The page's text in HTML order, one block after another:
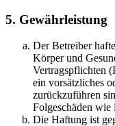
5. Gewährleistung
Der Betreiber
Körper und
Vertragspflichten
ein vorsätzliches
zurückzuführen
Folgeschäden wie
Die Haftung ist